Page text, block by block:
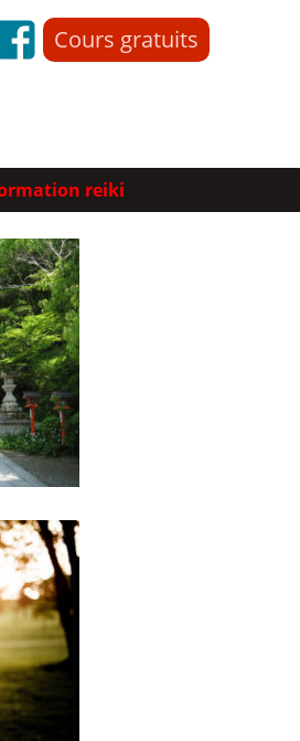
Cours gratuits
reiki